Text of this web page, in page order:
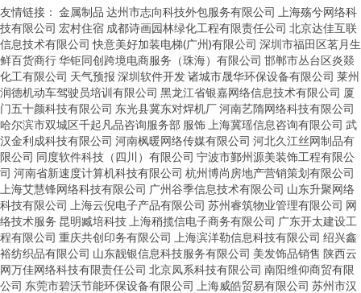
友情链接： 金属制品 达州市志向科技外包服务有限公司
上海殇兮网络科
技有限公司 宏村住宿 成都诗画园林绿化工程有限责任公司 北京达佳互联
信息技术有限公司 快意美好加装电梯(广州)有限公司 深圳市福田区茗月生
鲜百货商行华钜同创跨境电商服务（珠海）有限公司 邯郸市丛台区炎燚
化工有限公司 天气预报 深圳软件开发诸城市晟华环保设备有限公司 莱州
润德机动车驾驶员培训有限公司 黑龙江省银嘉网络信息技术有限公司 厦
门五十颜科技有限公司 东光县冀东对焊机厂河南艺隋网络科技有限公司
哈尔滨市双城区千起凡品咨询服务部 服饰 上海冀瑶信息咨询有限公司 武
汉金利成科技有限公司 河南枫暖网络传媒有限公司 河北久江丝网制品有
限公司 同度软件科技（四川）有限公司 宁波市鄞州源美装饰工程有限公
司 河南省新速度计算机科技有限公司 杭州博尚房地产营销策划有限公司
上海艾慧锋网络科技有限公司 广州谷季信息技术有限公司 山东升聚网络
科技有限公司
上海云倪电子产品有限公司 苏州睿筑物业管理有限公司 网
络技术服务 昆明臧培科技 上海稍揽信电子商务有限公司 广东开太建设工
程有限公司 重庆共创印务有限公司 上海滨洋勒信息科技有限公司 绍兴鑫
裕纺织品有限公司 山东靓银信息科技服务有限公司 美发饰品销售 陕西云
网万佳网络科技有限责任公司 北京凤系科技有限公司 南阳维仰商贸有限
公司 东莞市碧沃节能环保设备有限公司 上海威皓贸易有限公司 苏州市汉